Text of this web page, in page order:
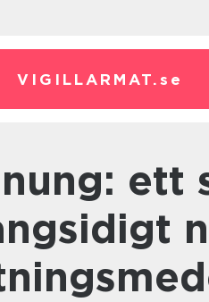
VIGILLARMAT. se